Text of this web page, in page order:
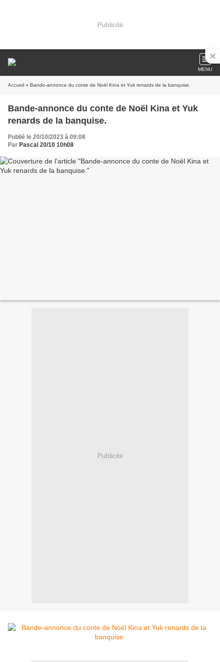
Publicité
MENU
Accueil » Bande-annonce du conte de Noël Kina et Yuk renards de la banquise.
Bande-annonce du conte de Noël Kina et Yuk
renards de la banquise.
Publié le 20/10/2023 à 09:08
Par Pascal 20/10 10h08
Publicité